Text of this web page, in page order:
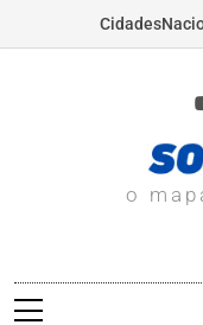
Cidades
o